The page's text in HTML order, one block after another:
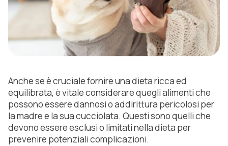
Anche se è cruciale fornire una dieta ricca ed
equilibrata, è vitale considerare quegli alimenti che
possono essere dannosi o addirittura pericolosi per
la madre e la sua cucciolata. Questi sono quelli che
devono essere esclusi o limitati nella dieta per
prevenire potenziali complicazioni.